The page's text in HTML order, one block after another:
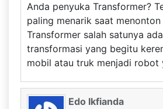
Anda penyuka Transformer?
paling menarik saat
Transformer salah satunya
transformasi yang begitu
mobil atau truk menjadi robot
Edo Ikfianda